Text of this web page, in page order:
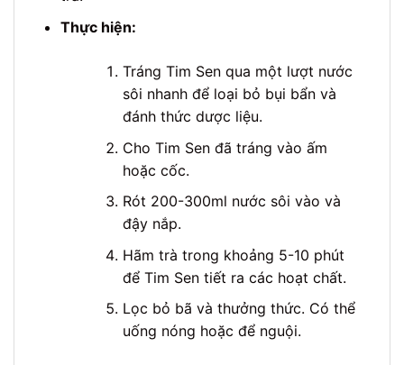
Thực hiện:
Tráng Tim Sen qua một lượt nước
sôi nhanh để loại bỏ bụi bẩn và
đánh thức dược liệu.
Cho Tim Sen đã tráng vào ấm
hoặc cốc.
Rót 200-300ml nước sôi vào và
đậy nắp.
Hãm trà trong khoảng 5-10 phút
để Tim Sen tiết ra các hoạt chất.
Lọc bỏ bã và thưởng thức. Có thể
uống nóng hoặc để nguội.